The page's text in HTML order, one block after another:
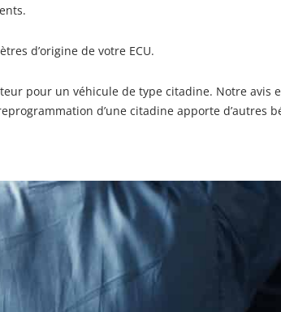
d’origine de votre ECU.
pour un véhicule de type citadine. Notre avis
d’une citadine apporte d’autres